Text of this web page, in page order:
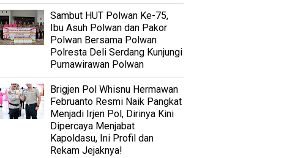
Sambut HUT Polwan Ke-75,
Ibu Asuh Polwan dan Pakor
Polwan Bersama Polwan
Polresta Deli Serdang Kunjungi
Purnawirawan Polwan
Brigjen Pol Whisnu Hermawan
Februanto Resmi Naik Pangkat
Menjadi Irjen Pol, Dirinya Kini
Dipercaya Menjabat
Kapoldasu, Ini Profil dan
Rekam Jejaknya!